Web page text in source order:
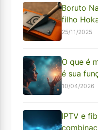
Boruto
filho
25/11/2025
O que é
é sua
10/04/2026
IPTV e